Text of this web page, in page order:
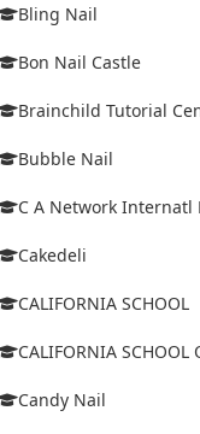
Bling Nail
Bon Nail Castle
Brainchild Tutorial
Bubble Nail
C A Network Internatl
Cakedeli
CALIFORNIA SCHOOL
CALIFORNIA SCHOOL
Candy Nail